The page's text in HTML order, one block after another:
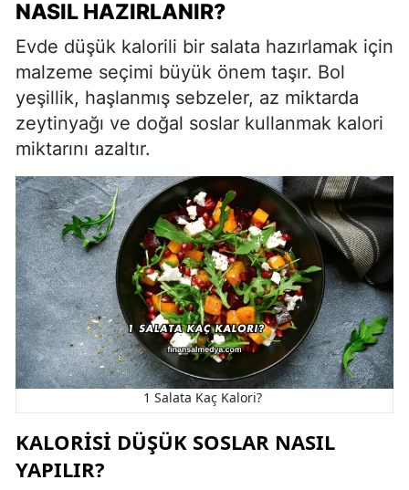
NASIL HAZIRLANIR?
Evde düşük kalorili bir salata hazırlamak için
malzeme seçimi büyük önem taşır. Bol
yeşillik, haşlanmış sebzeler, az miktarda
zeytinyağı ve doğal soslar kullanmak kalori
miktarını azaltır.
1 Salata Kaç Kalori?
KALORISI DÜŞÜK SOSLAR NASIL
YAPILIR?